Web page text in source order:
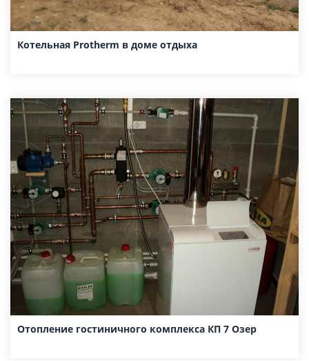
Котельная Protherm в доме отдыха
Отопление гостиничного комплекса КП 7 Озер